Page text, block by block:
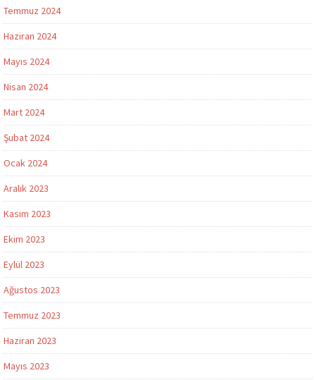
Temmuz 2024
Haziran 2024
Mayıs 2024
Nisan 2024
Mart 2024
Şubat 2024
Ocak 2024
Aralık 2023
Kasım 2023
Ekim 2023
Eylül 2023
Ağustos 2023
Temmuz 2023
Haziran 2023
Mayıs 2023